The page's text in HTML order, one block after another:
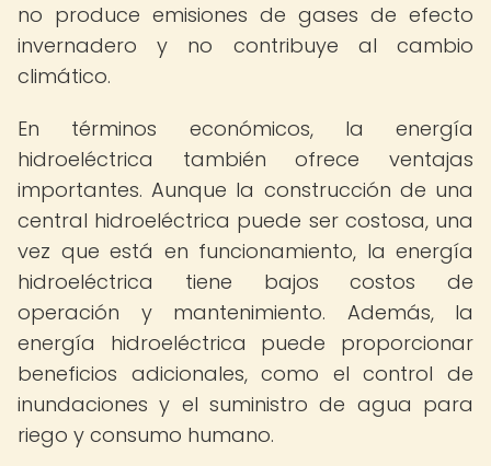
no produce emisiones de gases de efecto
invernadero y no contribuye al cambio
climático.
En términos económicos, la energía
hidroeléctrica también ofrece ventajas
importantes. Aunque la construcción de una
central hidroeléctrica puede ser costosa, una
vez que está en funcionamiento, la energía
hidroeléctrica tiene bajos costos de
operación y mantenimiento. Además, la
energía hidroeléctrica puede proporcionar
beneficios adicionales, como el control de
inundaciones y el suministro de agua para
riego y consumo humano.